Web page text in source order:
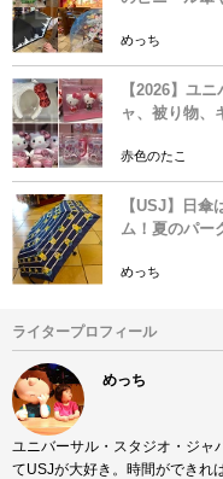
めっち
【2026】ユ
ャ、被り物、
赤色のたこ
【USJ】日
ム！夏のパー
めっち
ライタープロフィール
めっち
ユニバーサル・スタジオ・ジャ
てUSJが大好き。時間ができれ